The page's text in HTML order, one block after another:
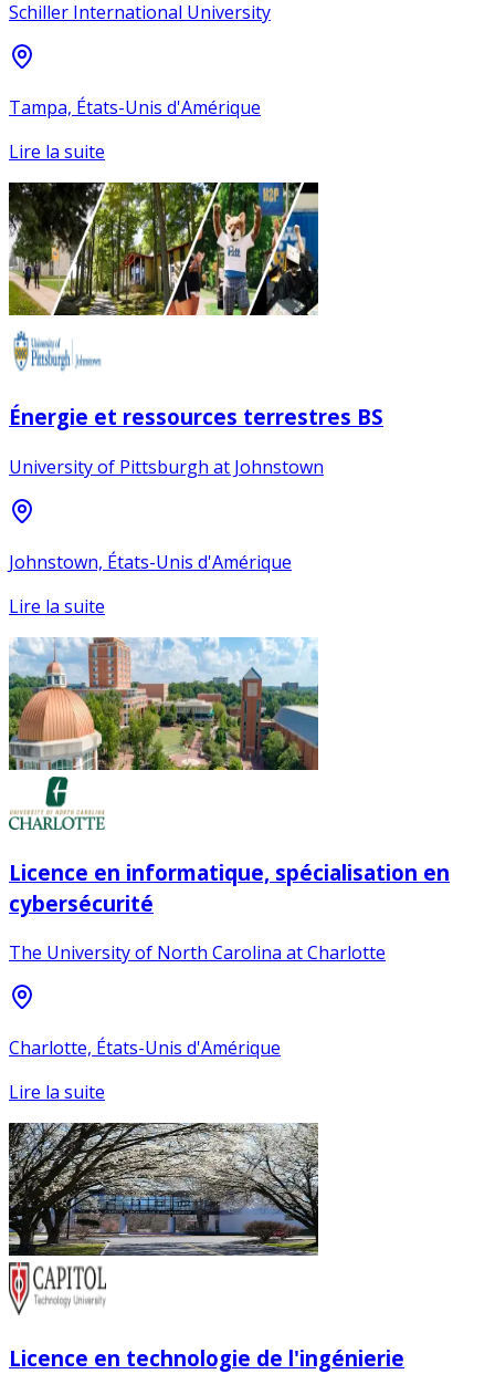
Schiller International University
Tampa, États-Unis d'Amérique
Lire la suite
Énergie et ressources terrestres BS
University of Pittsburgh at Johnstown
Johnstown, États-Unis d'Amérique
Lire la suite
Licence en informatique, spécialisation en
cybersécurité
The University of North Carolina at Charlotte
Charlotte, États-Unis d'Amérique
Lire la suite
Licence en technologie de l'ingénierie